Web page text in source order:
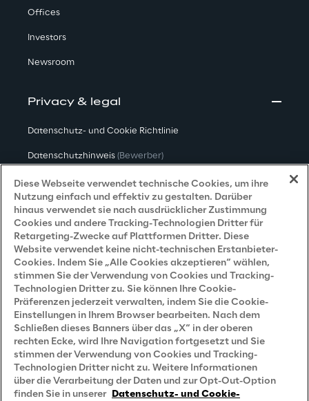
Offices
Investors
Newsroom
Privacy & legal
Datenschutz- und Cookie Richtlinie
Datenschutzhinweis (Bewerber)
Datenschutzhinweis(Kunden)
Datenschutzhinweis (Dienstleister)
(Marketing)
Grundsatzerklärung - LKSG(Deutschland)
Accessibility Statement
Careers
Contacts
Diese Webseite verwendet technische Cookies, um ihre
Nutzung einfach und effektiv zu gestalten. Darüber
hinaus verwendet sie nach ausdrücklicher Zustimmung
Cookies und andere Tracking-Technologien Dritter für
Retargeting-Zwecke auf Plattformen Dritter. Diese
Website verwendet keine nicht-technischen Erstanbieter-
Cookies. Indem Sie „Alle Cookies akzeptieren“ wählen,
stimmen Sie der Verwendung von Cookies und Tracking-
Technologien Dritter zu. Sie können Ihre Cookie-
Präferenzen jederzeit verwalten, indem Sie die Cookie-
Einstellungen in Ihrem Browser bearbeiten. Nach dem
Schließen dieses Banners über das „X“ in der oberen
rechten Ecke, wird Ihre Navigation fortgesetzt und Sie
stimmen der Verwendung von Cookies und Tracking-
Technologien Dritter nicht zu. Weitere Informationen
über die Verarbeitung der Daten und zur Opt-Out-Option
finden Sie in unserer Datenschutz- und Cookie-